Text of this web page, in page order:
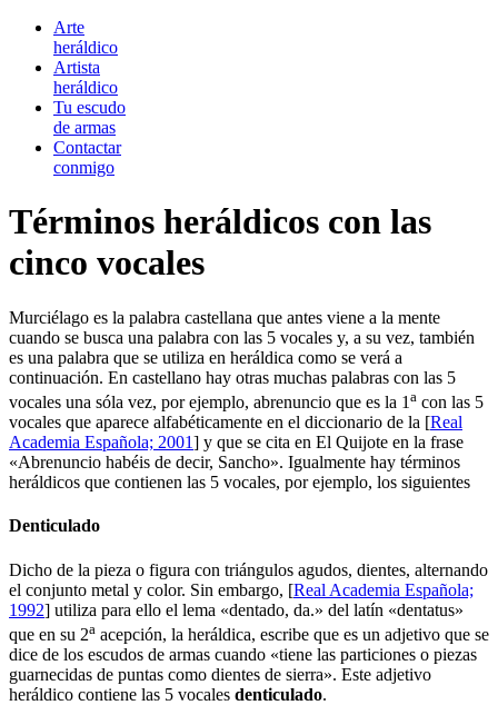
Arte
heráldico
Artista
heráldico
Tu escudo
de armas
Contactar
conmigo
Términos heráldicos con las
cinco vocales
Murciélago es la palabra castellana que antes viene a la mente
cuando se busca una palabra con las 5 vocales y, a su vez, también
es una palabra que se utiliza en heráldica como se verá a
continuación. En castellano hay otras muchas palabras con las 5
vocales una sóla vez, por ejemplo, abrenuncio que es la 1 a con las 5
vocales que aparece alfabéticamente en el diccionario de la [Real
Academia Española; 2001] y que se cita en El Quijote en la frase
«Abrenuncio habéis de decir, Sancho». Igualmente hay términos
heráldicos que contienen las 5 vocales, por ejemplo, los siguientes
Denticulado
Dicho de la pieza o figura con triángulos agudos, dientes, alternando
el conjunto metal y color. Sin embargo, [Real Academia Española;
1992] utiliza para ello el lema «dentado, da.» del latín «dentatus»
que en su 2a acepción, la heráldica, escribe que es un adjetivo que se
dice de los escudos de armas cuando «tiene las particiones o piezas
guarnecidas de puntas como dientes de sierra». Este adjetivo
heráldico contiene las 5 vocales denticulado.